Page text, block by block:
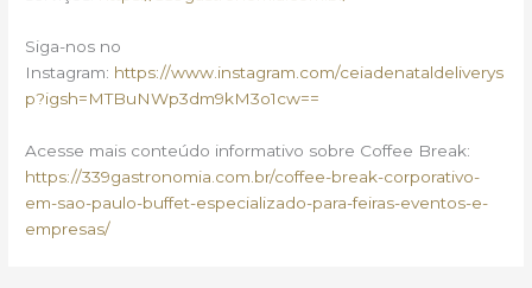
Siga-nos no
Instagram: https://www.instagram.com/ceiadenataldeliverys
p?igsh=MTBuNWp3dm9kM3o1cw==
Acesse mais conteúdo informativo sobre Coffee Break:
https://339gastronomia.com.br/coffee-break-corporativo-
em-sao-paulo-buffet-especializado-para-feiras-eventos-e-
empresas/